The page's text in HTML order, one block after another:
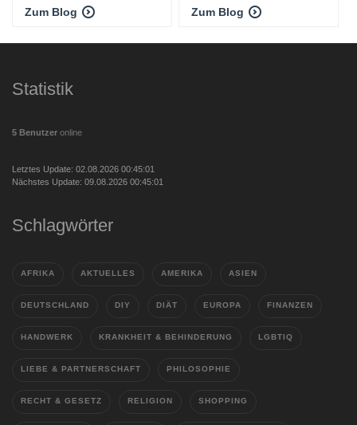
Zum Blog Zum Blog
Statistik
5 Benutzer online
Letztes Update: 02.08.2026 00:45:01
Nächstes Update: 09.08.2026 00:45:01
Schlagwörter
AFRIKA AKTUELLES AMERIKA ASIEN
DEUTSCHLAND DIY DIÄT EUROPA FINANZEN
HANDWERK KRANKHEIT & BEHINDERUNG LGBTIQ
LIEBE & PARTNERSCHAFT PHILOSOPHIE
RECHT & GESETZ RELIGION SHOPPING